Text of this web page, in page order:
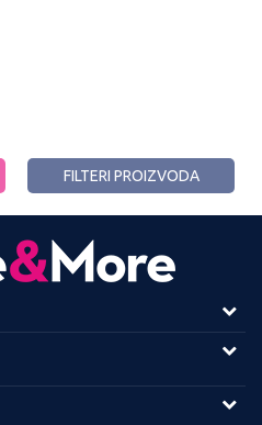
FILTERI PROIZVODA